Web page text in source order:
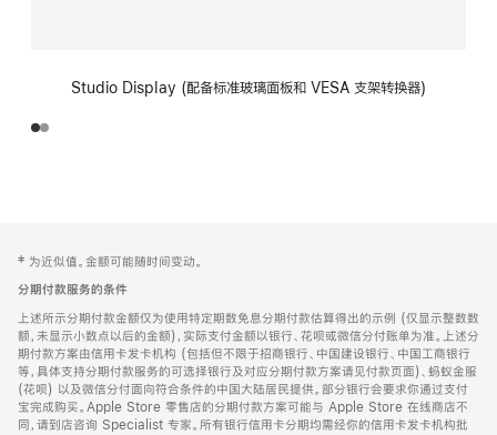
Studio Display (配备标准玻璃面板和 VESA 支架转换器)
页
页
脚
注
‡ 为近似值。金额可能随时间变动。
分期付款服务的条件
上述所示分期付款金额仅为使用特定期数免息分期付款估算得出的示例 (仅显示整数数
额，未显示小数点以后的金额)，实际支付金额以银行、花呗或微信分付账单为准。上述分
期付款方案由信用卡发卡机构 (包括但不限于招商银行、中国建设银行、中国工商银行
等，具体支持分期付款服务的可选择银行及对应分期付款方案请见付款页面)、蚂蚁金服
(花呗) 以及微信分付面向符合条件的中国大陆居民提供。部分银行会要求你通过支付
宝完成购买。Apple Store 零售店的分期付款方案可能与 Apple Store 在线商店不
同，请到店咨询 Specialist 专家。所有银行信用卡分期均需经你的信用卡发卡机构批